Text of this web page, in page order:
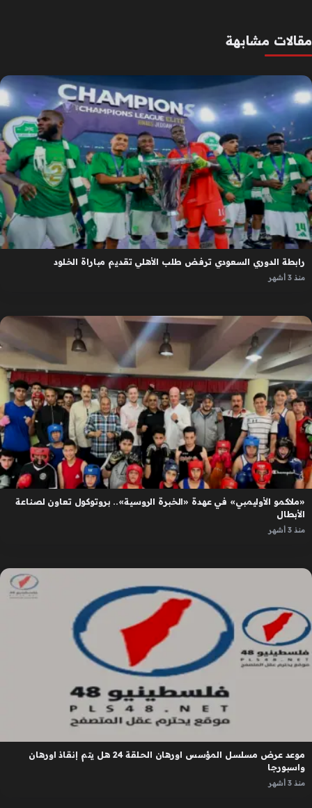
مقالات مشابهة
رابطة الدوري السعودي ترفض طلب الأهلي تقديم مباراة الخلود
منذ 3 أشهر
«ملاكمو الأوليمبي» في عهدة «الخبرة الروسية».. بروتوكول تعاون لصناعة
الأبطال
منذ 3 أشهر
موعد عرض مسلسل المؤسس اورهان الحلقة 24 هل يتم إنقاذ اورهان
واسبورجا
منذ 3 أشهر